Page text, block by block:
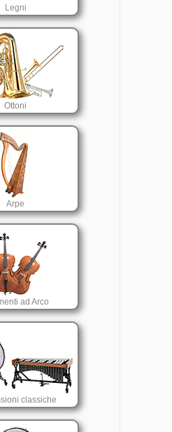
Legni
Ottoni
Arpe
ad Arco
classiche